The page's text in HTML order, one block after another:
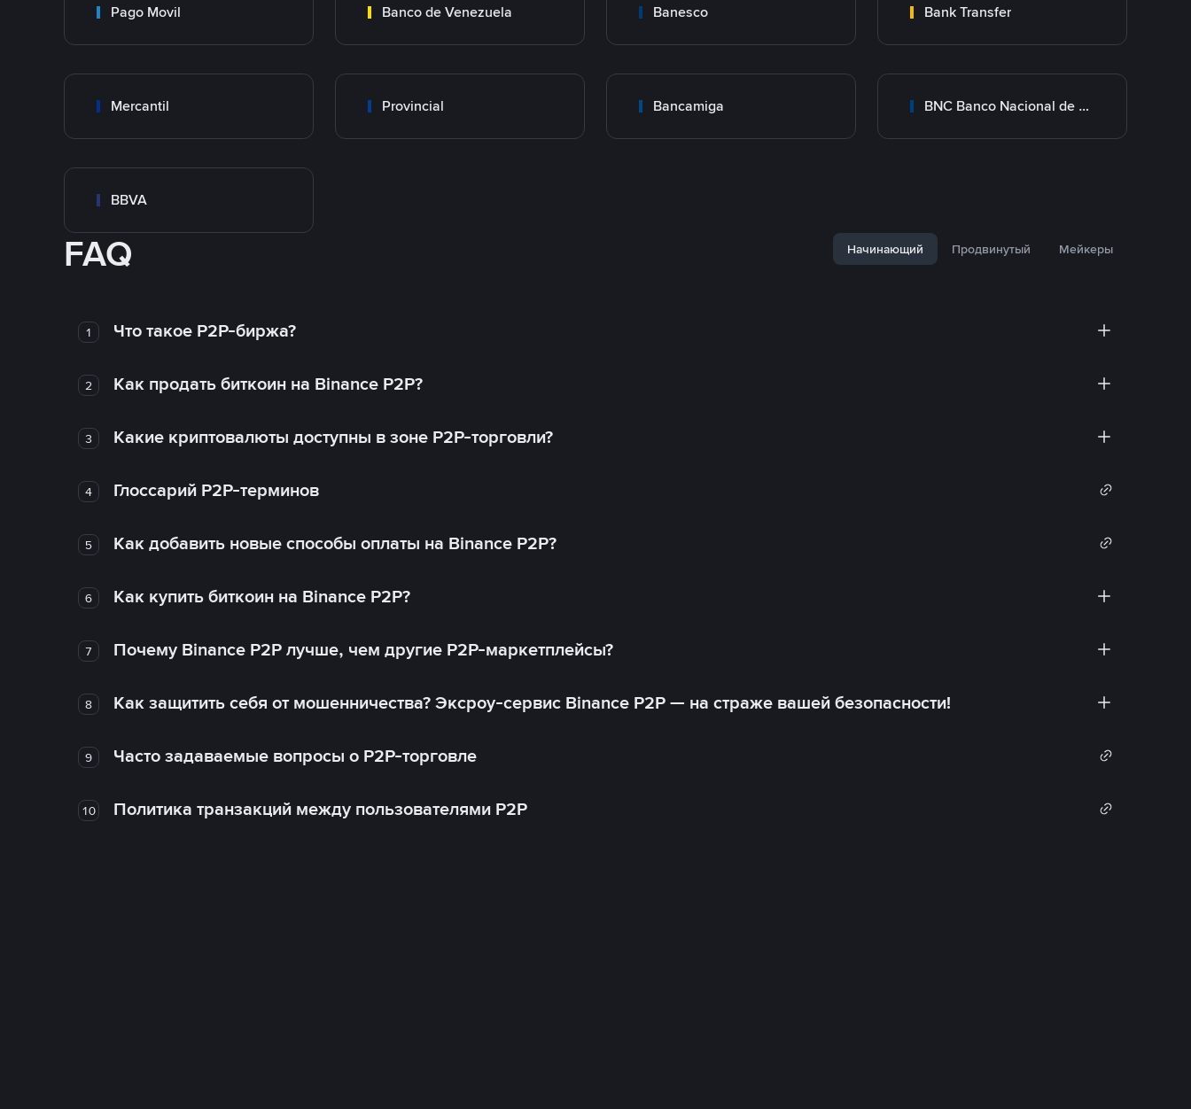
Pago Movil Banco de Venezuela Banesco Bank Transfer
Mercantil Provincial Bancamiga BNC Banco Nacional de Crédito
BBVA
FAQ Начинающий Продвинутый Мейкеры
1 Что такое P2P-биржа?
2 Как продать биткоин на Binance P2P?
3 Какие криптовалюты доступны в зоне P2P-торговли?
4 Глоссарий P2P-терминов
5 Как добавить новые способы оплаты на Binance P2P?
6 Как купить биткоин на Binance P2P?
7 Почему Binance P2P лучше, чем другие P2P-маркетплейсы?
8 Как защитить себя от мошенничества? Эксроу-сервис Binance P2P — на страже вашей безопасности!
9 Часто задаваемые вопросы о P2P-торговле
10 Политика транзакций между пользователями P2P